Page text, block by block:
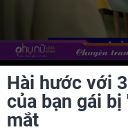
Hài hước với
của bạn gái
mắt